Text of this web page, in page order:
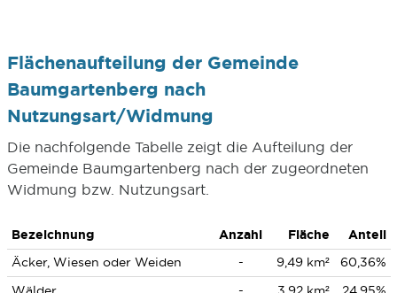
Flächenaufteilung der Gemeinde
Baumgartenberg nach
Nutzungsart/Widmung
Die nachfolgende Tabelle zeigt die Aufteilung der
Gemeinde Baumgartenberg nach der zugeordneten
Widmung bzw. Nutzungsart.
Bezeichnung Anzahl Fläche
Anteil
Äcker, Wiesen oder Weiden
- 9,49 km²
60,36%